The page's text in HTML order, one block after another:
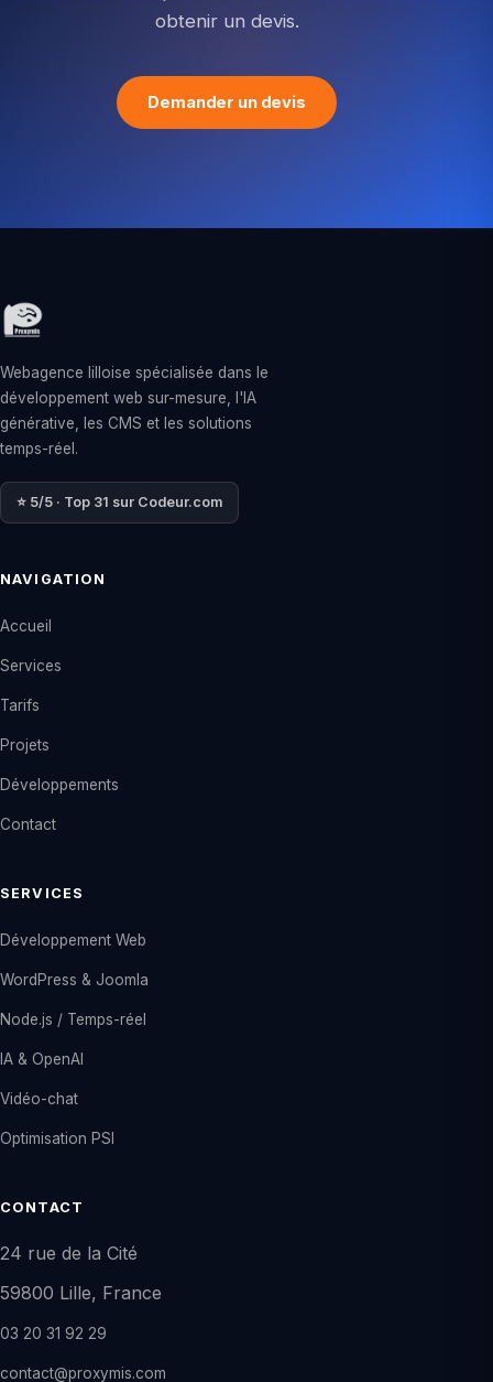
obtenir un devis.
Demander un devis
Webagence lilloise spécialisée dans le
développement web sur-mesure, l'IA
générative, les CMS et les solutions
temps-réel.
⭐ 5/5 · Top 31 sur Codeur.com
NAVIGATION
Accueil
Services
Tarifs
Projets
Développements
Contact
SERVICES
Développement Web
WordPress & Joomla
Node.js / Temps-réel
IA & OpenAI
Vidéo-chat
Optimisation PSI
CONTACT
24 rue de la Cité
59800 Lille, France
03 20 31 92 29
contact@proxymis.com